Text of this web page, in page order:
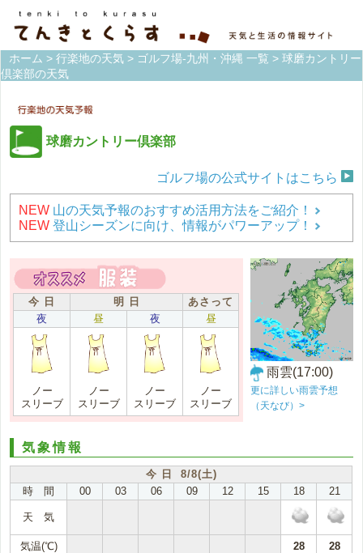
ホーム > 行楽地の天気 > ゴルフ場-九州・沖縄 一覧 > 球磨カントリー
倶楽部の天気
球磨カントリー倶楽部
ゴルフ場の公式サイトはこちら
NEW 山の天気予報のおすすめ活用方法をご紹介！
NEW 登山シーズンに向け、情報がパワーアップ！
今 日 明 日
あさって
夜
昼 夜 昼
ノー
スリーブ
ノー
スリーブ
ノー
スリーブ
ノー
スリーブ
雨雲(17:00)
更に詳しい雨雲予想
（天なび）>
気象情報
今 日 8/8(土)
時 間
00 03 06 09 12 15 18 21
天 気
気温(℃) 28
28